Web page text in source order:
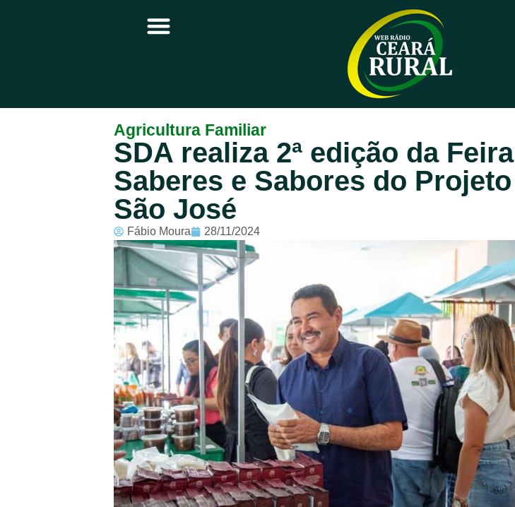
Principal
Notícias
Programação
Equipe
Contato
Sobre
Agricultura Familiar
SDA realiza 2ª edição da Feira
Saberes e Sabores do Projeto
São José
Fábio Moura 28/11/2024